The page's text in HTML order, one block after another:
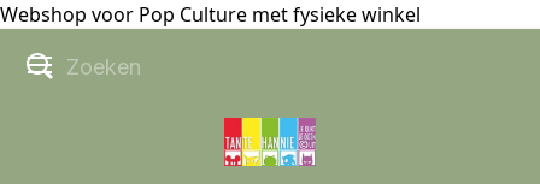
Webshop voor Pop Culture met fysieke winkel